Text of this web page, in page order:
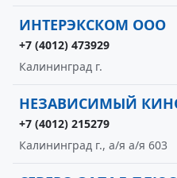
ИНТЕРЭКСКОМ ООО
+7 (4012) 473929
Калининград г.
НЕЗАВИСИМЫЙ
+7 (4012) 215279
Калининград г., а/я а/я 603